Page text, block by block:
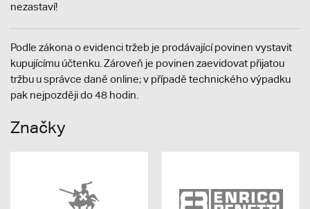
nezastaví!
Podle zákona o evidenci tržeb je prodávající povinen vystavit
kupujícímu účtenku. Zároveň je povinen zaevidovat přijatou
tržbu u správce daně online; v případě technického výpadku
pak nejpozději do 48 hodin.
Značky